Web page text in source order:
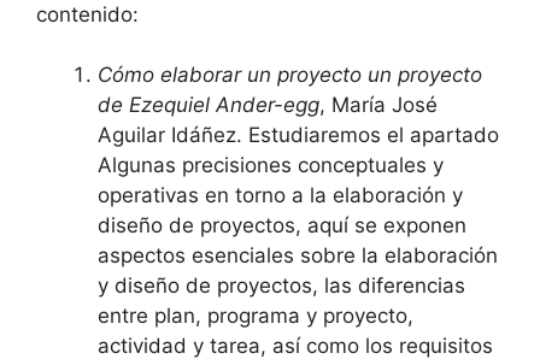
contenido:
Cómo elaborar un proyecto un proyecto
de Ezequiel Ander-egg, María José
Aguilar Idáñez. Estudiaremos el apartado
Algunas precisiones conceptuales y
operativas en torno a la elaboración y
diseño de proyectos, aquí se exponen
aspectos esenciales sobre la elaboración
y diseño de proyectos, las diferencias
entre plan, programa y proyecto,
actividad y tarea, así como los requisitos